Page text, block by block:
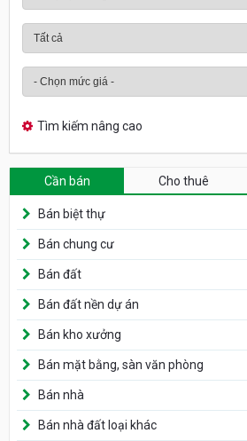
Tìm kiếm nâng cao
Cần bán Cho thuê
Bán biệt thự
Bán chung cư
Bán đất
Bán đất nền dự án
Bán kho xưởng
Bán mặt bằng, sàn văn phòng
Bán nhà
Bán nhà đất loại khác